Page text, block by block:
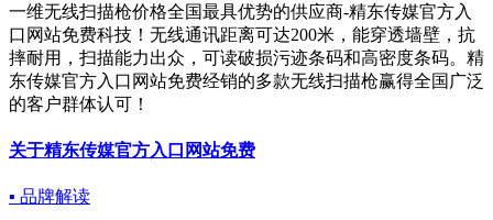
一维无线扫描枪价格全国最具优势的供应商-精东传媒官方入
口网站免费科技！无线通讯距离可达200米，能穿透墙壁，抗
摔耐用，扫描能力出众，可读破损污迹条码和高密度条码。精
东传媒官方入口网站免费经销的多款无线扫描枪赢得全国广泛
的客户群体认可！
关于精东传媒官方入口网站免费
▪ 品牌解读